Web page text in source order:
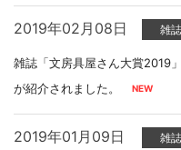
2019年02月08日 雑
雑誌「文房具屋さん大賞2019
が紹介されました。
2019年01月09日 雑